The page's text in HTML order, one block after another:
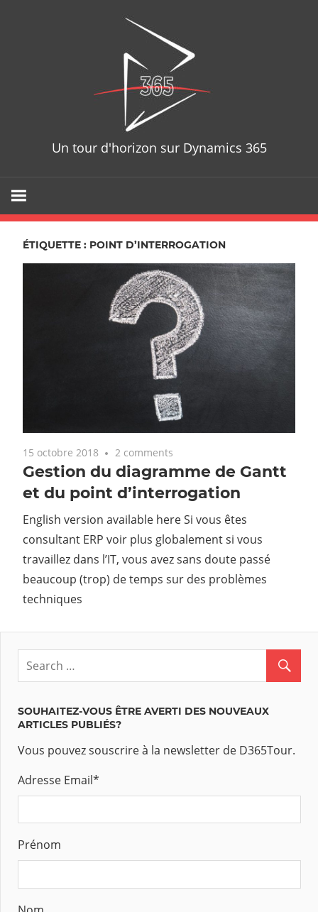
Un tour d'horizon sur Dynamics 365
ÉTIQUETTE : POINT D’INTERROGATION
15 octobre 2018 2 comments
Gestion du diagramme de Gantt
et du point d’interrogation
English version available here Si vous êtes
consultant ERP voir plus globalement si vous
travaillez dans l’IT, vous avez sans doute passé
beaucoup (trop) de temps sur des problèmes
techniques
SOUHAITEZ-VOUS ÊTRE AVERTI DES NOUVEAUX
ARTICLES PUBLIÉS?
Vous pouvez souscrire à la newsletter de D365Tour.
Adresse Email*
Prénom